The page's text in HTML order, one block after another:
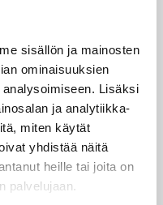
sisällön ja mainosten
ominaisuuksien
Lisäksi
ja analytiikka-
miten käytät
yhdistää näitä
heille tai joita on
palvelujaan.
Gibson
Stewart